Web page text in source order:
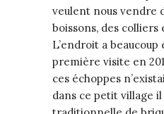
veulent nous vendre
boissons, des colliers
L’endroit a
première visite en
ces échoppes
dans ce petit village